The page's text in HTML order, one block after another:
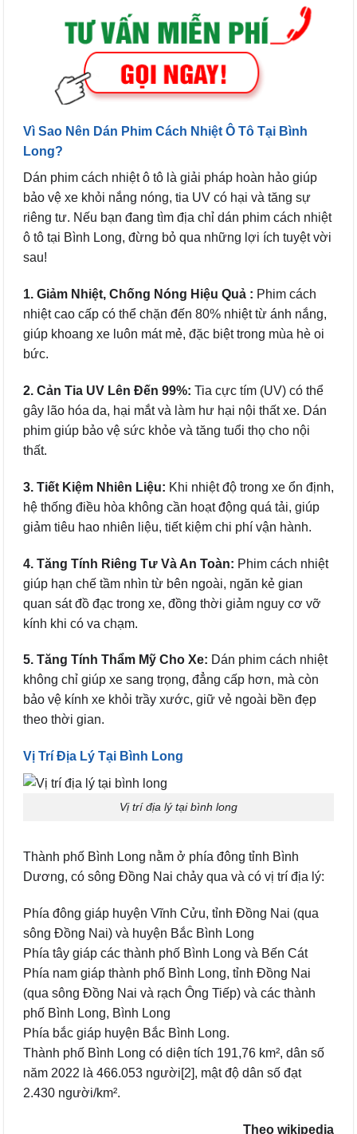
Vì Sao Nên Dán Phim Cách Nhiệt Ô Tô Tại Bình
Long?
Dán phim cách nhiệt ô tô là giải pháp hoàn hảo giúp
bảo vệ xe khỏi nắng nóng, tia UV có hại và tăng sự
riêng tư. Nếu bạn đang tìm địa chỉ dán phim cách nhiệt
ô tô tại Bình Long, đừng bỏ qua những lợi ích tuyệt vời
sau!
1. Giảm Nhiệt, Chống Nóng Hiệu Quả : Phim cách
nhiệt cao cấp có thể chặn đến 80% nhiệt từ ánh nắng,
giúp khoang xe luôn mát mẻ, đặc biệt trong mùa hè oi
bức.
2. Cản Tia UV Lên Đến 99%: Tia cực tím (UV) có thể
gây lão hóa da, hại mắt và làm hư hại nội thất xe. Dán
phim giúp bảo vệ sức khỏe và tăng tuổi thọ cho nội
thất.
3. Tiết Kiệm Nhiên Liệu: Khi nhiệt độ trong xe ổn định,
hệ thống điều hòa không cần hoạt động quá tải, giúp
giảm tiêu hao nhiên liệu, tiết kiệm chi phí vận hành.
4. Tăng Tính Riêng Tư Và An Toàn: Phim cách nhiệt
giúp hạn chế tầm nhìn từ bên ngoài, ngăn kẻ gian
quan sát đồ đạc trong xe, đồng thời giảm nguy cơ vỡ
kính khi có va chạm.
5. Tăng Tính Thẩm Mỹ Cho Xe: Dán phim cách nhiệt
không chỉ giúp xe sang trọng, đẳng cấp hơn, mà còn
bảo vệ kính xe khỏi trầy xước, giữ vẻ ngoài bền đẹp
theo thời gian.
Vị Trí Địa Lý Tại Bình Long
Vị trí địa lý tại bình long
Thành phố Bình Long nằm ở phía đông tỉnh Bình
Dương, có sông Đồng Nai chảy qua và có vị trí địa lý:
Phía đông giáp huyện Vĩnh Cửu, tỉnh Đồng Nai (qua
sông Đồng Nai) và huyện Bắc Bình Long
Phía tây giáp các thành phố Bình Long và Bến Cát
Phía nam giáp thành phố Bình Long, tỉnh Đồng Nai
(qua sông Đồng Nai và rạch Ông Tiếp) và các thành
phố Bình Long, Bình Long
Phía bắc giáp huyện Bắc Bình Long.
Thành phố Bình Long có diện tích 191,76 km², dân số
năm 2022 là 466.053 người[2], mật độ dân số đạt
2.430 người/km².
Theo wikipedia